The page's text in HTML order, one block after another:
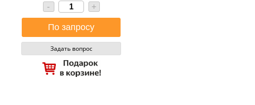
- +
Задать вопрос